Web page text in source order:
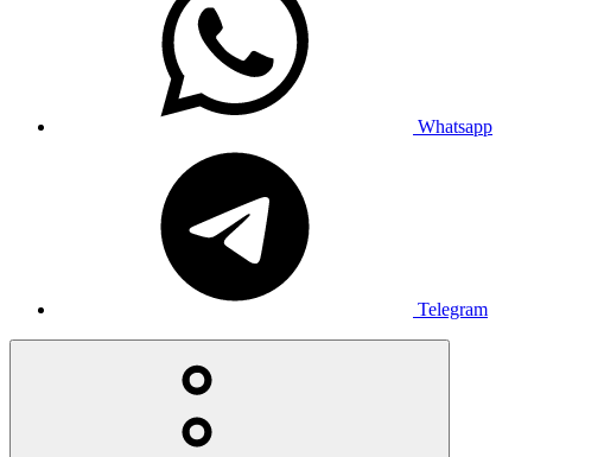
Whatsapp
Telegram